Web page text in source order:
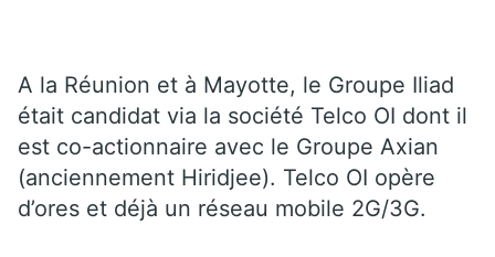
A la Réunion et à Mayotte, le Groupe Iliad
était candidat via la société Telco OI dont il
est co-actionnaire avec le Groupe Axian
(anciennement Hiridjee). Telco OI opère
d’ores et déjà un réseau mobile 2G/3G.